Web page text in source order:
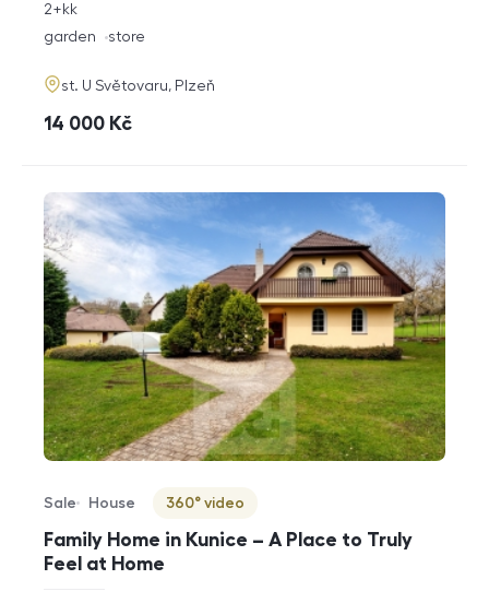
rozměry
2+kk
funkce
garden store
adresa
st. U Světovaru, Plzeň
cena
14 000 Kč
Family Home in Kunice – A Place to Truly
Feel at Home
Offer type
Sale
Property type
House
Virtuální prohlídka
360° video